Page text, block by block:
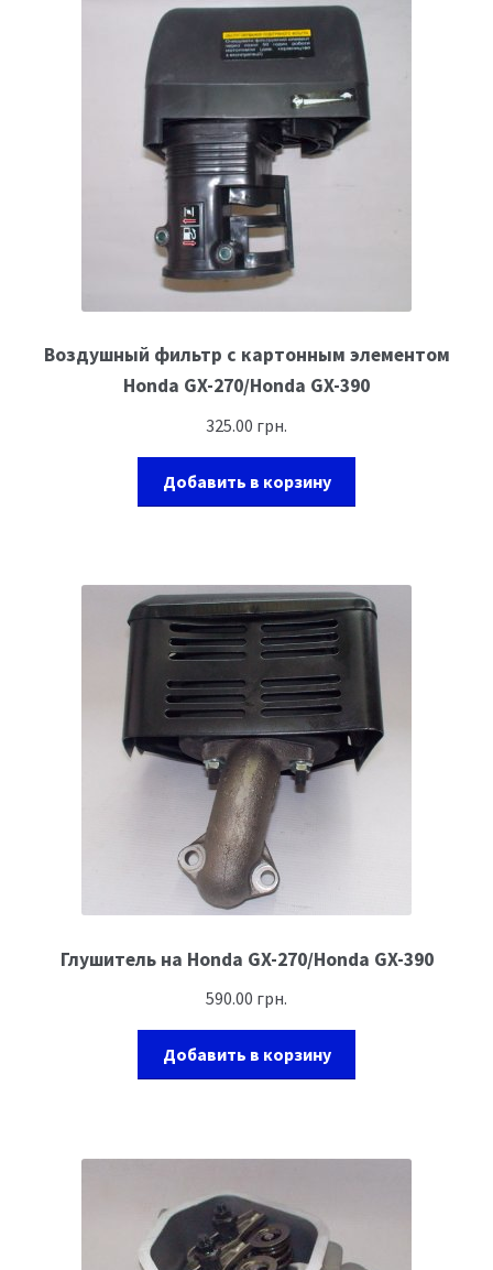
Воздушный фильтр с картонным элементом
Honda GX-270/Honda GX-390
325.00 грн.
Добавить в корзину
Глушитель на Honda GX-270/Honda GX-390
590.00 грн.
Добавить в корзину